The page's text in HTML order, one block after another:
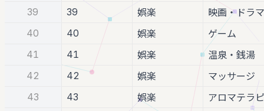
39 39 娯楽
映画・ドラ
40
40 娯楽
ゲーム
41
41 娯楽
温泉・銭湯
42
42 娯楽
マッサージ
43
43 娯楽
アロマテラ